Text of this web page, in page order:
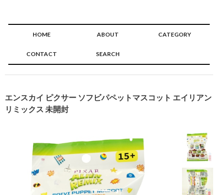
HOME ABOUT CATEGORY
CONTACT SEARCH
エンスカイ ピクサー ソフビパペットマスコット エイリアン
リミックス 未開封